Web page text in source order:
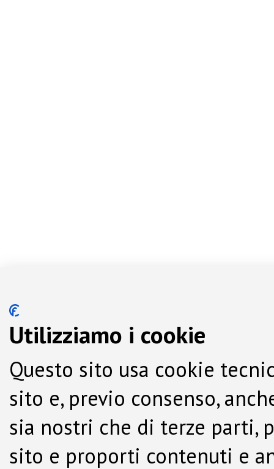
Utilizziamo i cookie
Questo sito usa cookie
sito e, previo consenso,
sia nostri che di terze parti,
sito e proporti contenuti e